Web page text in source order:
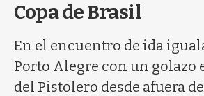
Copa de Brasil
En el encuentro de ida
Porto Alegre con un golazo
del Pistolero desde afuera